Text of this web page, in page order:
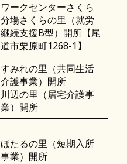
ワークセンターさくら
分場さくらの里（就労
継続支援B型）開所【尾
道市栗原町1268-1】
すみれの里（共同生活
介護事業）開所
川辺の里（居宅介護事
業）開所
ほたるの里（短期入所
事業）開所